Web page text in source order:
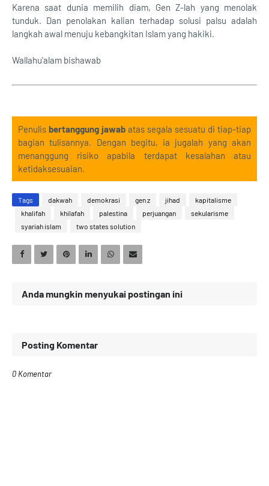
Karena saat dunia memilih diam, Gen Z-lah yang menolak
tunduk. Dan penolakan kalian terhadap solusi palsu adalah
langkah awal menuju kebangkitan Islam yang hakiki.
Wallahu'alam bishawab
Penulis bertanggung jawab atas segala sesuatu di tiap-tiap
bagian tulisannya. Dengan begitu, ia jugalah yang akan
menanggung risiko apabila terdapat kesalahan atau
ketidaksesuaian.
Tags dakwah demokrasi gen z jihad
kapitalisme
khalifah
khilafah palestina perjuangan
sekularisme
syariah islam
two states solution
Anda mungkin menyukai postingan ini
Posting Komentar
0 Komentar